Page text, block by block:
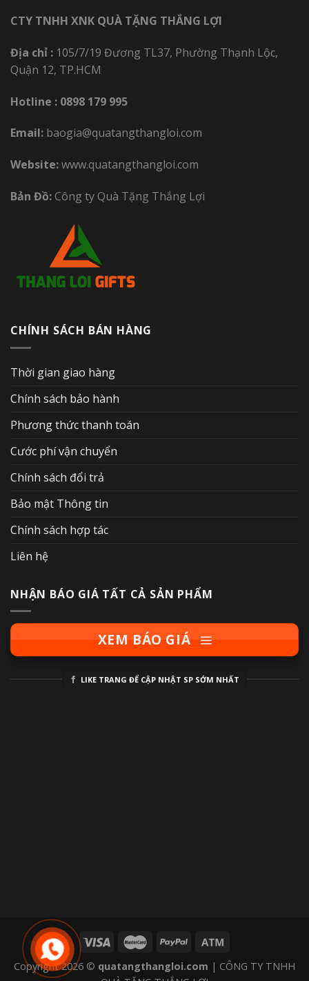
CTY TNHH XNK QUÀ TẶNG THẮNG LỢI
Địa chỉ : 105/7/19 Đương TL37, Phường Thạnh Lộc,
Quận 12, TP.HCM
Hotline : 0898 179 995
Email: baogia@quatangthangloi.com
Website:www.quatangthangloi.com
Bản Đồ:Công ty Quà Tặng Thắng Lợi
CHÍNH SÁCH BÁN HÀNG
Thời gian giao hàng
Chính sách bảo hành
Phương thức thanh toán
Cước phí vận chuyển
Chính sách đổi trả
Bảo mật Thông tin
Chính sách hợp tác
Liên hệ
NHẬN BÁO GIÁ TẤT CẢ SẢN PHẨM
XEM BÁO GIÁ
LIKE TRANG ĐỂ CẬP NHẬT SP SỚM NHẤT
Copyright 2026 © quatangthangloi.com | CÔNG TY TNHH